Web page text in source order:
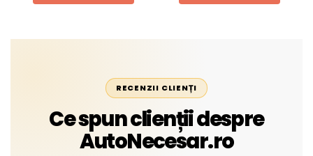
RECENZII CLIENȚI
Ce spun clienții despre
AutoNecesar.ro